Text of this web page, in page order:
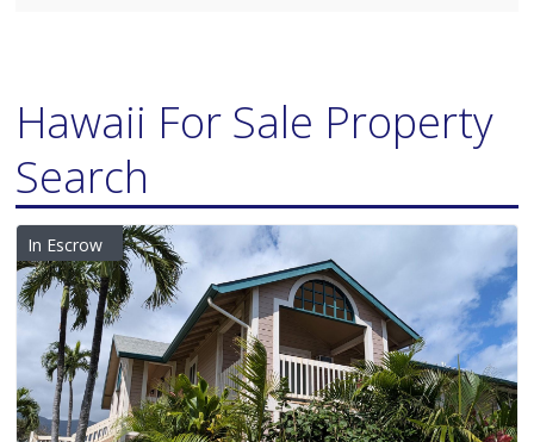
Hawaii For Sale Property
Search
In Escrow